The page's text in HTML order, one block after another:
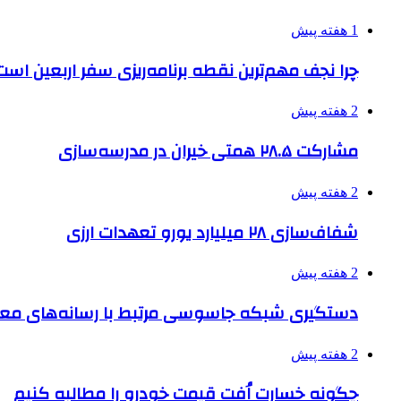
1 هفته پیش
چرا نجف مهم‌ترین نقطه برنامه‌ریزی سفر اربعین
2 هفته پیش
مشارکت ۲۸.۵ همتی خیران در مدرسه‌سازی
2 هفته پیش
شفاف‌سازی ۲۸ میلیارد یورو تعهدات ارزی
2 هفته پیش
دستگیری شبکه جاسوسی مرتبط با رسانه‌های
2 هفته پیش
چگونه خسارت اُفت قیمت خودرو را مطالبه کنیم